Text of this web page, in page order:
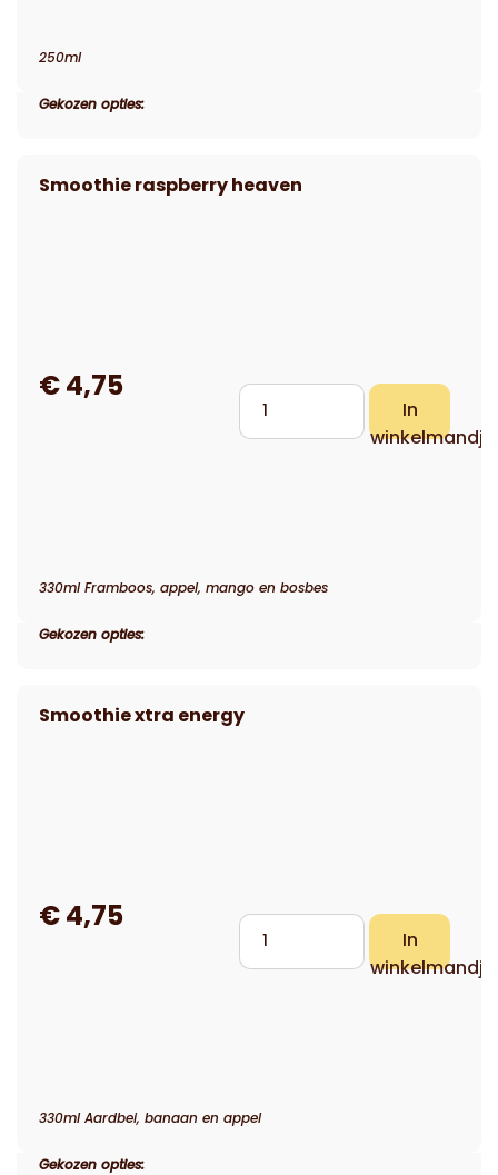
250ml
Gekozen opties:
330ml Framboos, appel, mango en bosbes
Gekozen opties:
330ml Aardbei, banaan en appel
Gekozen opties: